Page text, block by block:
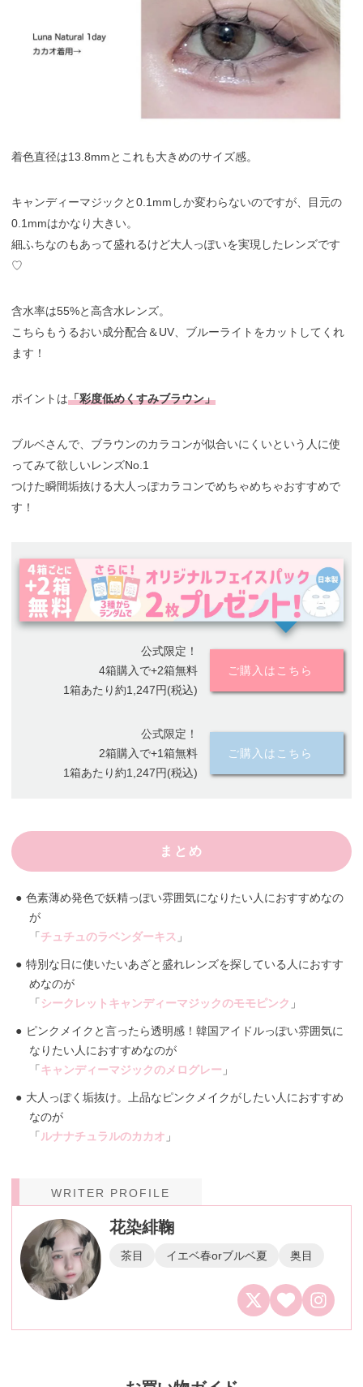
着色直径は13.8mmとこれも大きめのサイズ感。
キャンディーマジックと0.1mmしか変わらないのですが、目元の
0.1mmはかなり大きい。
細ふちなのもあって盛れるけど大人っぽいを実現したレンズです
♡
含水率は55%と高含水レンズ。
こちらもうるおい成分配合＆UV、ブルーライトをカットしてくれ
ます！
ポイントは「彩度低めくすみブラウン」
ブルベさんで、ブラウンのカラコンが似合いにくいという人に使
ってみて欲しいレンズNo.1
つけた瞬間垢抜ける大人っぽカラコンでめちゃめちゃおすすめで
す！
公式限定！
4箱購入で+2箱無料
1箱あたり約1,247円(税込)
ご購入はこちら
公式限定！
2箱購入で+1箱無料
1箱あたり約1,247円(税込)
ご購入はこちら
まとめ
色素薄め発色で妖精っぽい雰囲気になりたい人におすすめなの
が
「チュチュのラベンダーキス 」
特別な日に使いたいあざと盛れレンズを探している人におすす
めなのが
「 シークレットキャンディーマジックのモモピンク 」
ピンクメイクと言ったら透明感！韓国アイドルっぽい雰囲気に
なりたい人におすすめなのが
「キャンディーマジックのメログレー 」
大人っぽく垢抜け。上品なピンクメイクがしたい人におすすめ
なのが
「ルナナチュラルのカカオ 」
WRITER PROFILE
花染緋鞠
茶目 イエベ春orブルベ夏 奥目